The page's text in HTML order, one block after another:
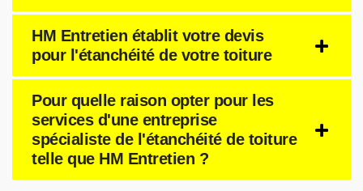
HM Entretien établit votre devis
pour l'étanchéité de votre toiture
Pour quelle raison opter pour les
services d'une entreprise
spécialiste de l'étanchéité de toiture
telle que HM Entretien ?